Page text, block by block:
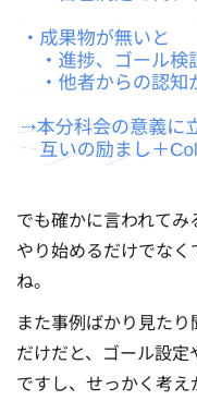
でも確かに言われてみ
やり始めるだけでな
ね。
また事例ばかり見た
だけだと、ゴール設
ですし、せっかく考